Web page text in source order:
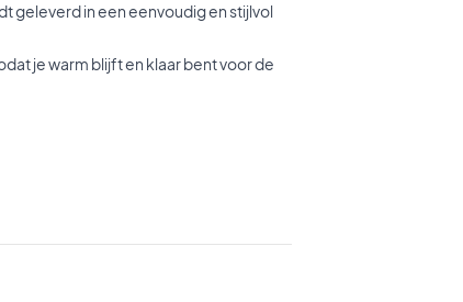
geleverd in een eenvoudig en stijlvol
je warm blijft en klaar bent voor de